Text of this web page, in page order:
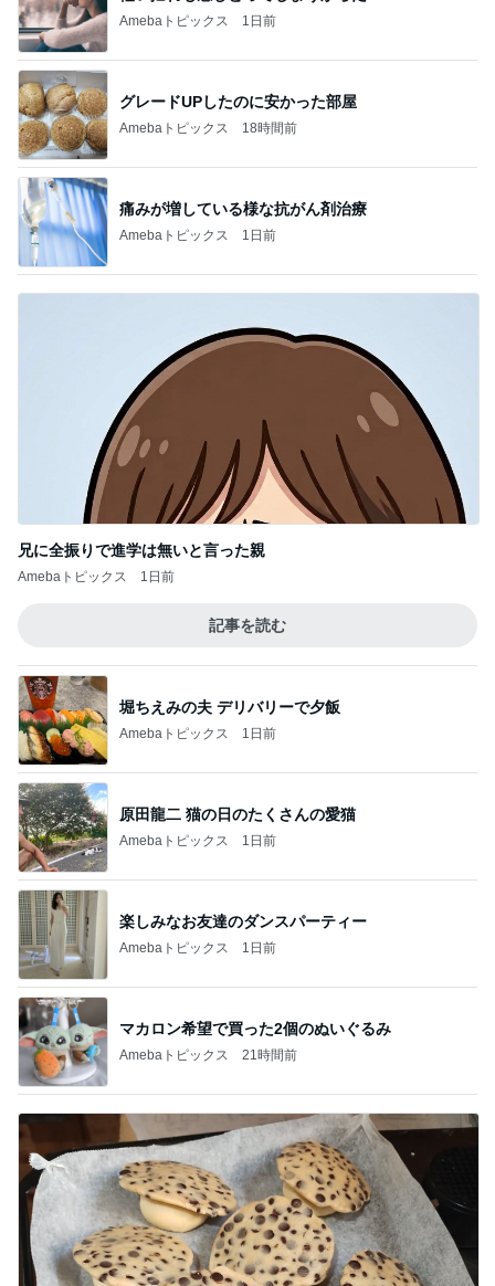
Amebaトピックス 1日前
グレードUPしたのに安かった部屋
Amebaトピックス 18時間前
痛みが増している様な抗がん剤治療
Amebaトピックス 1日前
兄に全振りで進学は無いと言った親
Amebaトピックス 1日前
記事を読む
堀ちえみの夫 デリバリーで夕飯
Amebaトピックス 1日前
原田龍二 猫の日のたくさんの愛猫
Amebaトピックス 1日前
楽しみなお友達のダンスパーティー
Amebaトピックス 1日前
マカロン希望で買った2個のぬいぐるみ
Amebaトピックス 21時間前